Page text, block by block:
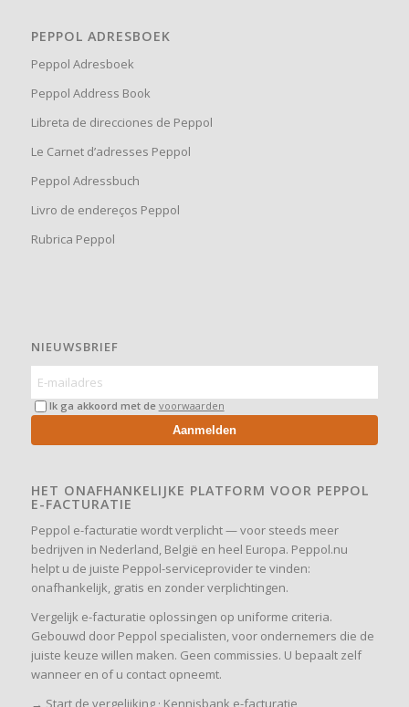
PEPPOL ADRESBOEK
Peppol Adresboek
Peppol Address Book
Libreta de direcciones de Peppol
Le Carnet d’adresses Peppol
Peppol Adressbuch
Livro de endereços Peppol
Rubrica Peppol
NIEUWSBRIEF
Ik ga akkoord met de voorwaarden
Aanmelden
HET ONAFHANKELIJKE PLATFORM VOOR PEPPOL
E-FACTURATIE
Peppol e-facturatie wordt verplicht — voor steeds meer
bedrijven in Nederland, België en heel Europa. Peppol.nu
helpt u de juiste Peppol-serviceprovider te vinden:
onafhankelijk, gratis en zonder verplichtingen.
Vergelijk e-facturatie oplossingen op uniforme criteria.
Gebouwd door Peppol specialisten, voor ondernemers die de
juiste keuze willen maken. Geen commissies. U bepaalt zelf
wanneer en of u contact opneemt.
→ Start de vergelijking· Kennisbank e-facturatie